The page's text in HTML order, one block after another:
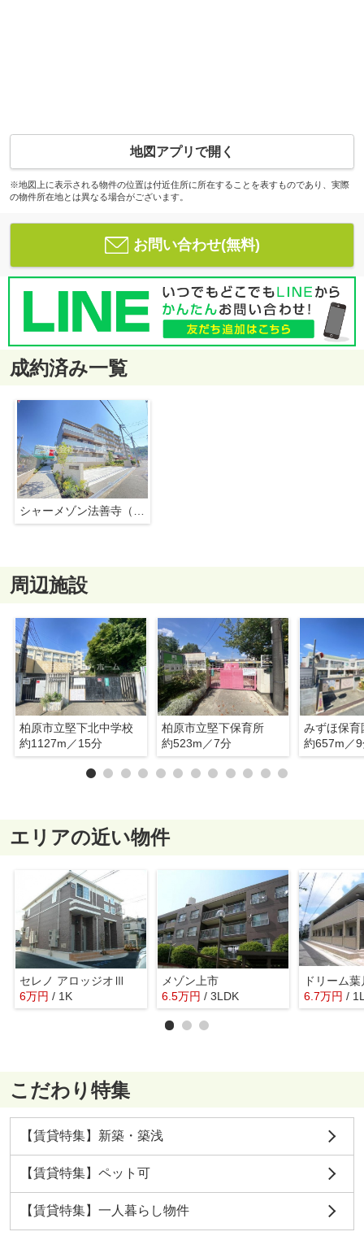
地図アプリで開く
※地図上に表示される物件の位置は付近住所に所在することを表すものであり、実際
の物件所在地とは異なる場合がございます。
お問い合わせ(無料)
成約済み一覧
周辺施設
柏原市立堅下北中学校
約1127m／15分
柏原市立堅下保育所
約523m／7分
みずほ保育
約657m／
エリアの近い物件
セレノ アロッジオⅢ
6万円 / 1K
メゾン上市
6.5万円 / 3LDK
ドリーム
6.7万円 /
こだわり特集
【賃貸特集】新築・築浅
【賃貸特集】ペット可
【賃貸特集】一人暮らし物件